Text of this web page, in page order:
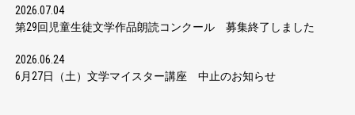
2026.07.04
第29回児童生徒文学作品朗読コンクール 募集終了しました
2026.06.24
6月27日（土）文学マイスター講座 中止のお知らせ